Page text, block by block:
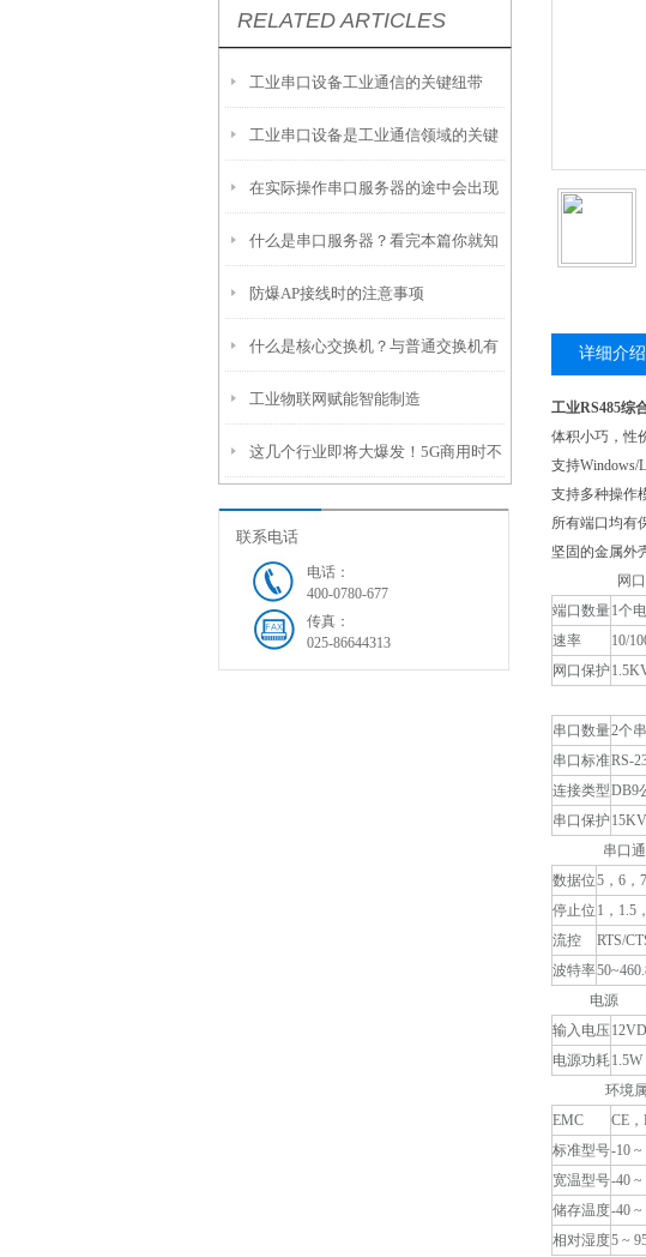
RELATED ARTICLES
工业串口设备工业通信的关键纽带
工业串口设备是工业通信领域的关键
枢纽
在实际操作串口服务器的途中会出现
哪些异常情况呢
什么是串口服务器？看完本篇你就知
道了
防爆AP接线时的注意事项
什么是核心交换机？与普通交换机有
什么区别？
工业物联网赋能智能制造
这几个行业即将大爆发！5G商用时不
我待
联系电话
电话：
400-0780-677
传真：
025-86644313
详细介绍
工业RS485综
体积小巧，性
支持Windows/
支持多种操作
所有端口均有
坚固的金属外
网口
端口数量1个
速率
10/
网口保护
串口数量2个
串口标准RS-
连接类型DB9
串口保护
串口
数据位5，6，
停止位 1，1.5
流控
RTS/
波特率
电源
输入电压
电源功耗1.5W
环境
EMC
CE
标准型号-10
宽温型号-40
储存温度-40 ~
相对湿度5 ~